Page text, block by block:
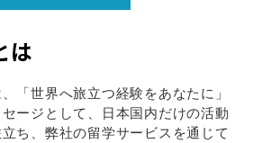
は
「世界へ旅立つ経験をあなたに」
ージとして、日本国内だけの活動
ち、弊社の留学サービスを通じて